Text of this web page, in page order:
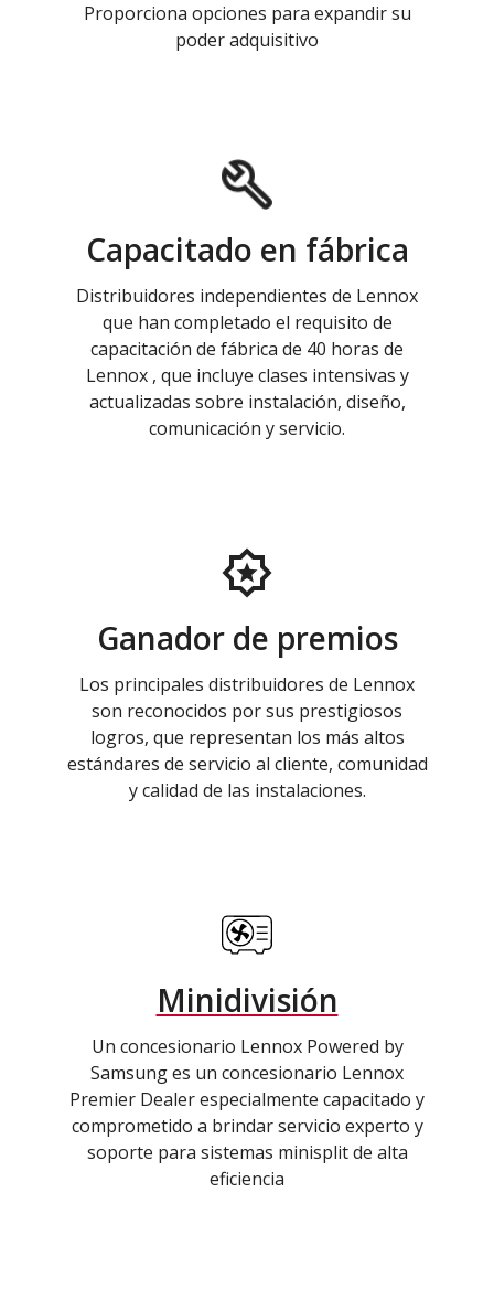
Proporciona opciones para expandir su
poder adquisitivo
Capacitado en fábrica
Distribuidores independientes de Lennox
que han completado el requisito de
capacitación de fábrica de 40 horas de
Lennox , que incluye clases intensivas y
actualizadas sobre instalación, diseño,
comunicación y servicio.
Ganador de premios
Los principales distribuidores de Lennox
son reconocidos por sus prestigiosos
logros, que representan los más altos
estándares de servicio al cliente, comunidad
y calidad de las instalaciones.
Minidivisión
Un concesionario Lennox Powered by
Samsung es un concesionario Lennox
Premier Dealer especialmente capacitado y
comprometido a brindar servicio experto y
soporte para sistemas minisplit de alta
eficiencia